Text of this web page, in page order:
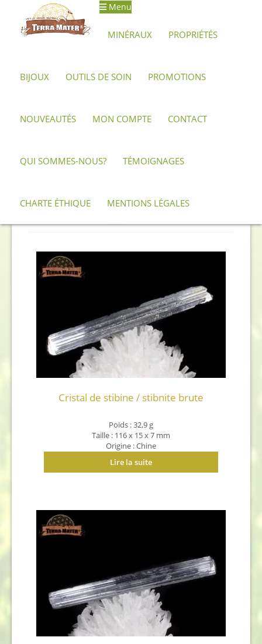
Aller
Aller
au
Menu
MINÉRAUX PROPRIÉTÉS
BIJOUX OUTILS DE SOIN PROMOTIONS
NOUVEAUTÉS MON COMPTE CONTACT
QUI SOMMES-NOUS? TÉMOIGNAGES
CHARTE ÉTHIQUE MENTIONS LÉGALES
Accueil Produits identifiés “Argenté”
Argenté
plus
au
ancien
Cristal de stibine / stibnite brute
Poids : 32,9 g
Taille : 116 x 15 x 7 mm
Origine : Chine
Lire la suite